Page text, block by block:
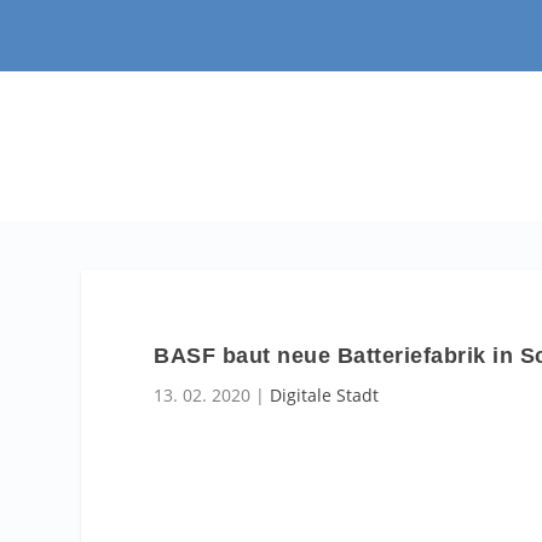
BASF baut neue Batteriefabrik in
13. 02. 2020 | Digitale Stadt